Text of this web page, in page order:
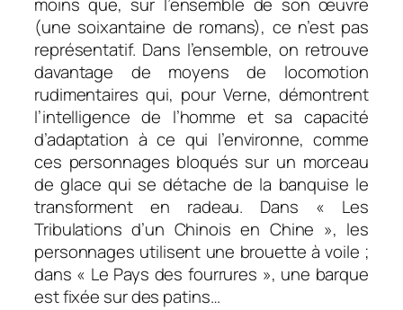
(une soixantaine de romans), ce n’est pas
représentatif. Dans l’ensemble, on retrouve
davantage de moyens de locomotion
rudimentaires qui, pour Verne, démontrent
l’intelligence de l’homme et sa capacité
d’adaptation à ce qui l’environne, comme
ces personnages bloqués sur un morceau
de glace qui se détache de la banquise le
transforment en radeau. Dans « Les
Tribulations d’un Chinois en Chine », les
personnages utilisent une brouette à voile ;
dans « Le Pays des fourrures », une barque
est fixée sur des patins…